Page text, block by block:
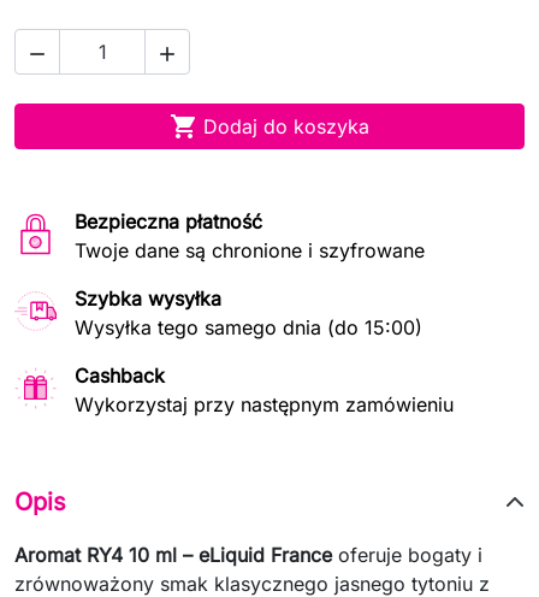
 
 Dodaj do koszyka
Bezpieczna płatność
Twoje dane są chronione i szyfrowane
Szybka wysyłka
Wysyłka tego samego dnia (do 15:00)
Cashback
Wykorzystaj przy następnym zamówieniu
Opis
Aromat RY4 10 ml – eLiquid Franceoferuje bogaty i
zrównoważony smak klasycznego jasnego tytoniu z